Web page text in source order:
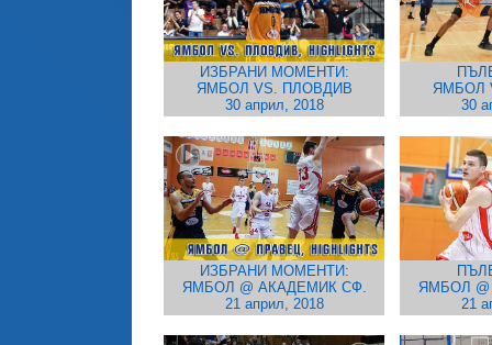
ИЗБРАНИ МОМЕНТИ:
ЯМБОЛ VS. ПЛОВДИВ
30 април, 2018
ЯМБОЛ
30
ИЗБРАНИ МОМЕНТИ:
ЯМБОЛ @ АКАДЕМИК СФ.
21 април, 2018
ЯМБОЛ
21